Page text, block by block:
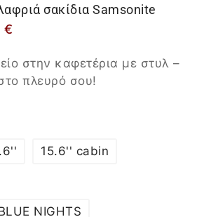
σακίδια Samsonite
€
στην καφετέρια με στυλ –
πλευρό σου!
15.6'' cabin
NIGHTS